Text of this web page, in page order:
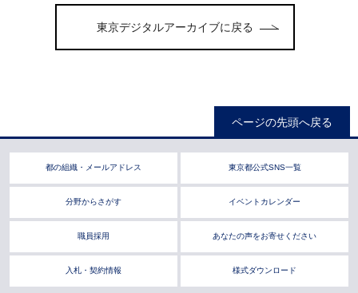
東京デジタルアーカイブに戻る
ページの先頭へ戻る
都の組織・メールアドレス 東京都公式SNS一覧
分野からさがす イベントカレンダー
職員採用 あなたの声をお寄せください
入札・契約情報 様式ダウンロード